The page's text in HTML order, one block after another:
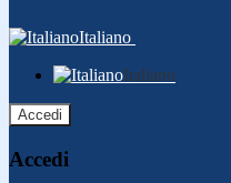
Italiano
Italiano
Accedi
Accedi